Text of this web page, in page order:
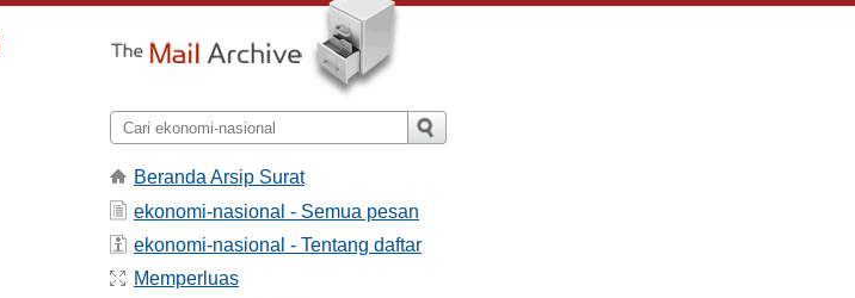
Beranda Arsip Surat
ekonomi-nasional - Semua pesan
ekonomi-nasional - Tentang daftar
Memperluas